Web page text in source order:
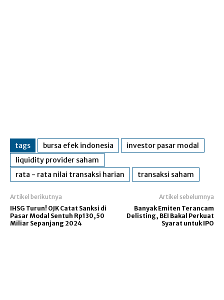
tags bursa efek indonesia
investor pasar modal
liquidity provider saham
rata - rata nilai transaksi harian
transaksi saham
Artikel berikutnya
IHSG Turun! OJK Catat Sanksi di
Pasar Modal Sentuh Rp130,50
Miliar Sepanjang 2024
Artikel sebelumnya
Banyak Emiten Terancam
Delisting, BEI Bakal Perkuat
Syarat untuk IPO